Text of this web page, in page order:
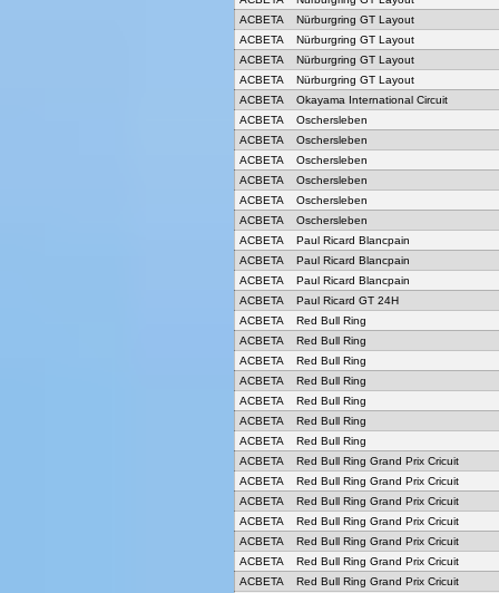
ACBETA
Nürburgring GT Layout
ACBETA
Nürburgring GT Layout
ACBETA
Nürburgring GT Layout
ACBETA
Nürburgring GT Layout
ACBETA
Okayama International Circuit
ACBETA
Oschersleben
ACBETA
Oschersleben
ACBETA
Oschersleben
ACBETA
Oschersleben
ACBETA
Oschersleben
ACBETA
Oschersleben
ACBETA
Paul Ricard Blancpain
ACBETA
Paul Ricard Blancpain
ACBETA
Paul Ricard Blancpain
ACBETA
Paul Ricard GT 24H
ACBETA
Red Bull Ring
ACBETA
Red Bull Ring
ACBETA
Red Bull Ring
ACBETA
Red Bull Ring
ACBETA
Red Bull Ring
ACBETA
Red Bull Ring
ACBETA
Red Bull Ring
ACBETA
Red Bull Ring Grand Prix Cricuit
ACBETA
Red Bull Ring Grand Prix Cricuit
ACBETA
Red Bull Ring Grand Prix Cricuit
ACBETA
Red Bull Ring Grand Prix Cricuit
ACBETA
Red Bull Ring Grand Prix Cricuit
ACBETA
Red Bull Ring Grand Prix Cricuit
ACBETA
Red Bull Ring Grand Prix Cricuit